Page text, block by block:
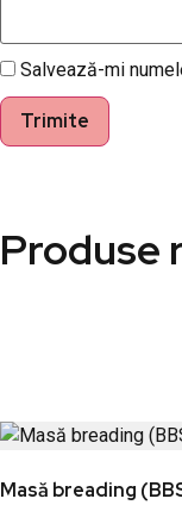
Salvează-mi
Produse
Masă breading